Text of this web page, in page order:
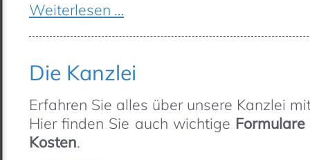
Weiterlesen …
Die Kanzlei
Erfahren Sie alles über unsere Kanzlei
Hier finden Sie auch wichtige Formulare
Kosten.